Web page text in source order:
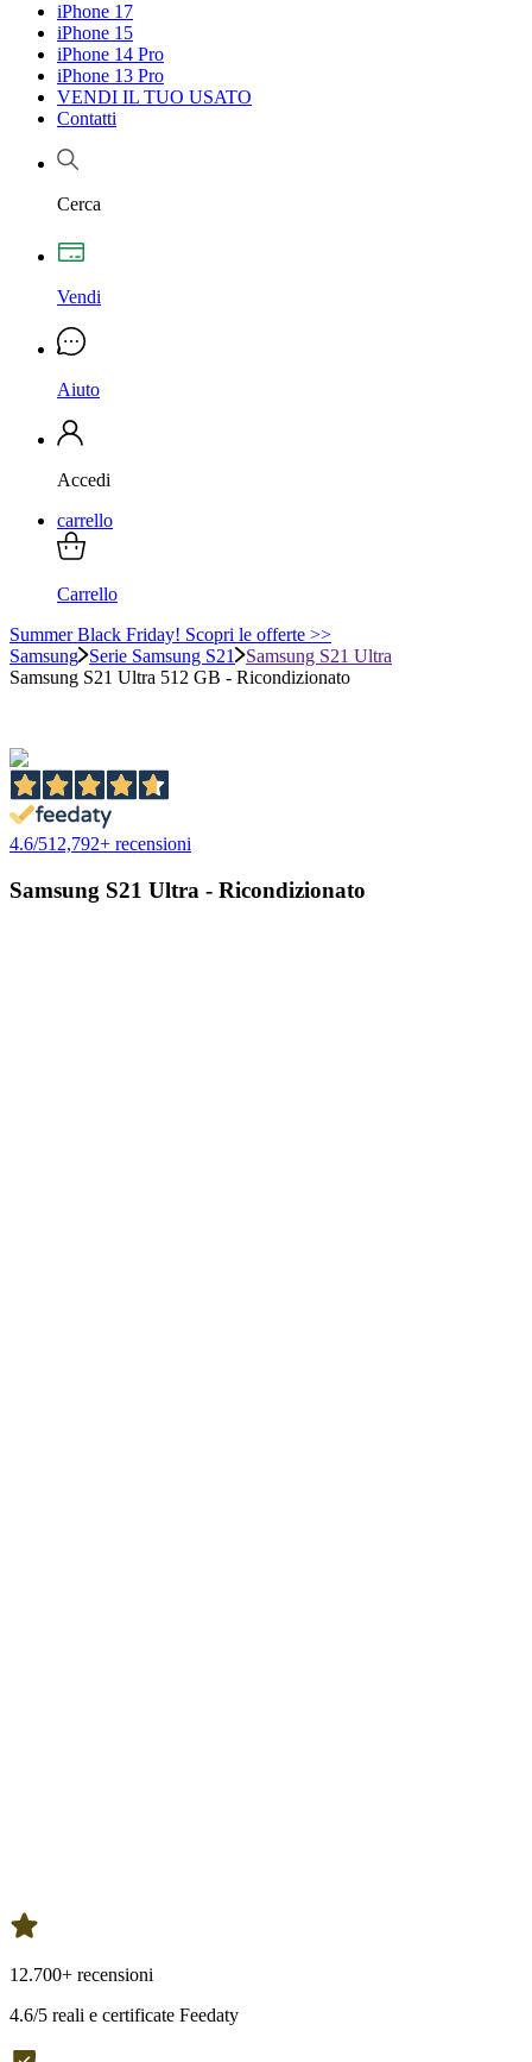
iPhone 17
iPhone 15
iPhone 14 Pro
iPhone 13 Pro
VENDI IL TUO USATO
Contatti
Cerca
Vendi
Aiuto
Accedi
carrello
Carrello
Summer Black Friday! Scopri le offerte >>
Samsung Serie Samsung S21
Samsung S21 Ultra
Samsung S21 Ultra 512 GB - Ricondizionato
4.6/512,792+ recensioni
Samsung S21 Ultra - Ricondizionato
12.700+ recensioni
4.6/5 reali e certificate Feedaty